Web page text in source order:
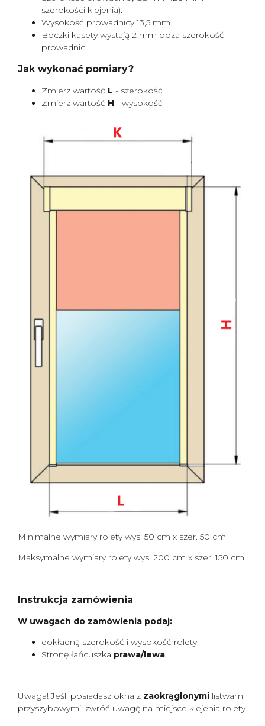
szerokości klejenia).
Wysokość prowadnicy 13,5 mm.
Boczki kasety wystają 2 mm poza szerokość
prowadnic.
Jak wykonać pomiary?
Zmierz wartość L - szerokość
Zmierz wartość H - wysokość
Minimalne wymiary rolety wys. 50 cm x szer. 50 cm
Maksymalne wymiary rolety wys. 200 cm x szer. 150 cm
Instrukcja zamówienia
W uwagach do zamówienia podaj:
dokładną szerokość i wysokość rolety
Stronę łańcuszka prawa/lewa
Uwaga! Jeśli posiadasz okna z zaokrąglonymi listwami
przyszybowymi, zwróć uwagę na miejsce klejenia rolety.